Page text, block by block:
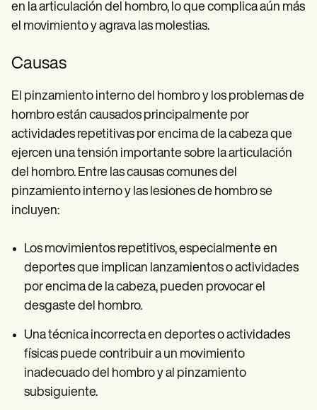
en la articulación del hombro, lo que complica aún más
el movimiento y agrava las molestias.
Causas
El pinzamiento interno del hombro y los problemas de
hombro están causados principalmente por
actividades repetitivas por encima de la cabeza que
ejercen una tensión importante sobre la articulación
del hombro. Entre las causas comunes del
pinzamiento interno y las lesiones de hombro se
incluyen:
Los movimientos repetitivos, especialmente en
deportes que implican lanzamientos o actividades
por encima de la cabeza, pueden provocar el
desgaste del hombro.
Una técnica incorrecta en deportes o actividades
físicas puede contribuir a un movimiento
inadecuado del hombro y al pinzamiento
subsiguiente.